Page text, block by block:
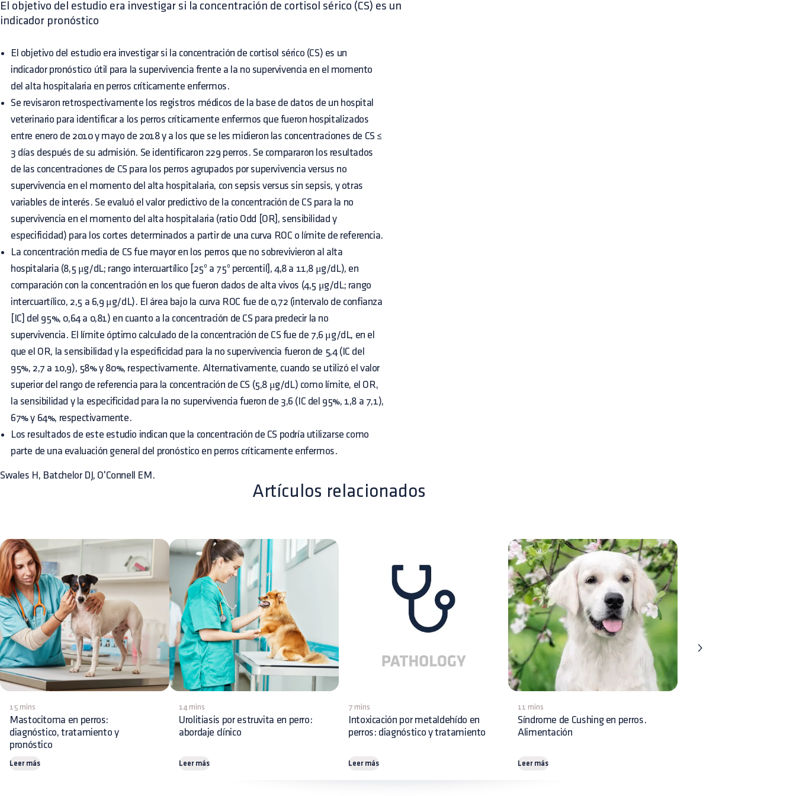
El objetivo del estudio era investigar si la concentración de cortisol sérico (CS) es un
indicador pronóstico
El objetivo del estudio era investigar si la concentración de cortisol sérico (CS) es un
indicador pronóstico útil para la supervivencia frente a la no supervivencia en el momento
del alta hospitalaria en perros críticamente enfermos.
Se revisaron retrospectivamente los registros médicos de la base de datos de un hospital
veterinario para identificar a los perros críticamente enfermos que fueron hospitalizados
entre enero de 2010 y mayo de 2018 y a los que se les midieron las concentraciones de CS ≤
3 días después de su admisión. Se identificaron 229 perros. Se compararon los resultados
de las concentraciones de CS para los perros agrupados por supervivencia versus no
supervivencia en el momento del alta hospitalaria, con sepsis versus sin sepsis, y otras
variables de interés. Se evaluó el valor predictivo de la concentración de CS para la no
supervivencia en el momento del alta hospitalaria (ratio Odd [OR], sensibilidad y
especificidad) para los cortes determinados a partir de una curva ROC o límite de referencia.
La concentración media de CS fue mayor en los perros que no sobrevivieron al alta
hospitalaria (8,5 μg/dL; rango intercuartílico [25º a 75º percentil], 4,8 a 11,8 μg/dL), en
comparación con la concentración en los que fueron dados de alta vivos (4,5 μg/dL; rango
intercuartílico, 2,5 a 6,9 μg/dL). El área bajo la curva ROC fue de 0,72 (intervalo de confianza
[IC] del 95%, 0,64 a 0,81) en cuanto a la concentración de CS para predecir la no
supervivencia. El límite óptimo calculado de la concentración de CS fue de 7,6 μg/dL, en el
que el OR, la sensibilidad y la especificidad para la no supervivencia fueron de 5,4 (IC del
95%, 2,7 a 10,9), 58% y 80%, respectivamente. Alternativamente, cuando se utilizó el valor
superior del rango de referencia para la concentración de CS (5,8 μg/dL) como límite, el OR,
la sensibilidad y la especificidad para la no supervivencia fueron de 3,6 (IC del 95%, 1,8 a 7,1),
67% y 64%, respectivamente.
Los resultados de este estudio indican que la concentración de CS podría utilizarse como
parte de una evaluación general del pronóstico en perros críticamente enfermos.
Swales H, Batchelor DJ, O'Connell EM.
Artículos relacionados
15 mins
Mastocitoma en perros:
diagnóstico, tratamiento y
pronóstico
Leer más
14 mins
Urolitiasis por estruvita en perro:
abordaje clínico
Leer más
7 mins
Intoxicación por metaldehído en
perros: diagnóstico y tratamiento
Leer más
11 mins
Síndrome de Cushing en perros.
Alimentación
Leer más